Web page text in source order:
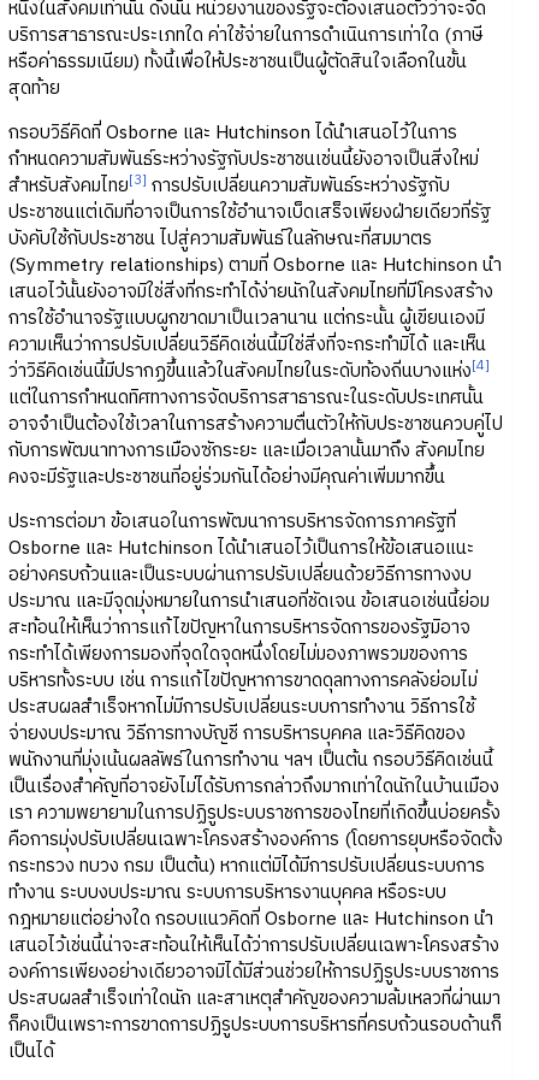
หนึ่งในสังคมเท่านั้น ดังนั้น หน่วยงานของรัฐจะต้องเสนอตัวว่าจะจัด
บริการสาธารณะประเภทใด ค่าใช้จ่ายในการดำเนินการเท่าใด (ภาษี
หรือค่าธรรมเนียม) ทั้งนี้เพื่อให้ประชาชนเป็นผู้ตัดสินใจเลือกในขั้น
สุดท้าย
กรอบวิธีคิดที่ Osborne และ Hutchinson ได้นำเสนอไว้ในการ
กำหนดความสัมพันธ์ระหว่างรัฐกับประชาชนเช่นนี้ยังอาจเป็นสิ่งใหม่
สำหรับสังคมไทย[3] การปรับเปลี่ยนความสัมพันธ์ระหว่างรัฐกับ
ประชาชนแต่เดิมที่อาจเป็นการใช้อำนาจเบ็ดเสร็จเพียงฝ่ายเดียวที่รัฐ
บังคับใช้กับประชาชน ไปสู่ความสัมพันธ์ในลักษณะที่สมมาตร
(Symmetry relationships) ตามที่ Osborne และ Hutchinson นำ
เสนอไว้นั้นยังอาจมิใช่สิ่งที่กระทำได้ง่ายนักในสังคมไทยที่มีโครงสร้าง
การใช้อำนาจรัฐแบบผูกขาดมาเป็นเวลานาน แต่กระนั้น ผู้เขียนเองมี
ความเห็นว่าการปรับเปลี่ยนวิธีคิดเช่นนี้มิใช่สิ่งที่จะกระทำมิได้ และเห็น
ว่าวิธีคิดเช่นนี้มีปรากฏขึ้นแล้วในสังคมไทยในระดับท้องถิ่นบางแห่ง[4]
แต่ในการกำหนดทิศทางการจัดบริการสาธารณะในระดับประเทศนั้น
อาจจำเป็นต้องใช้เวลาในการสร้างความตื่นตัวให้กับประชาชนควบคู่ไป
กับการพัฒนาทางการเมืองซักระยะ และเมื่อเวลานั้นมาถึง สังคมไทย
คงจะมีรัฐและประชาชนที่อยู่ร่วมกันได้อย่างมีคุณค่าเพิ่มมากขึ้น
ประการต่อมา ข้อเสนอในการพัฒนาการบริหารจัดการภาครัฐที่
Osborne และ Hutchinson ได้นำเสนอไว้เป็นการให้ข้อเสนอแนะ
อย่างครบถ้วนและเป็นระบบผ่านการปรับเปลี่ยนด้วยวิธีการทางงบ
ประมาณ และมีจุดมุ่งหมายในการนำเสนอที่ชัดเจน ข้อเสนอเช่นนี้ย่อม
สะท้อนให้เห็นว่าการแก้ไขปัญหาในการบริหารจัดการของรัฐมิอาจ
กระทำได้เพียงการมองที่จุดใดจุดหนึ่งโดยไม่มองภาพรวมของการ
บริหารทั้งระบบ เช่น การแก้ไขปัญหาการขาดดุลทางการคลังย่อมไม่
ประสบผลสำเร็จหากไม่มีการปรับเปลี่ยนระบบการทำงาน วิธีการใช้
จ่ายงบประมาณ วิธีการทางบัญชี การบริหารบุคคล และวิธีคิดของ
พนักงานที่มุ่งเน้นผลลัพธ์ในการทำงาน ฯลฯ เป็นต้น กรอบวิธีคิดเช่นนี้
เป็นเรื่องสำคัญที่อาจยังไม่ได้รับการกล่าวถึงมากเท่าใดนักในบ้านเมือง
เรา ความพยายามในการปฏิรูประบบราชการของไทยที่เกิดขึ้นบ่อยครั้ง
คือการมุ่งปรับเปลี่ยนเฉพาะโครงสร้างองค์การ (โดยการยุบหรือจัดตั้ง
กระทรวง ทบวง กรม เป็นต้น) หากแต่มิได้มีการปรับเปลี่ยนระบบการ
ทำงาน ระบบงบประมาณ ระบบการบริหารงานบุคคล หรือระบบ
กฎหมายแต่อย่างใด กรอบแนวคิดที่ Osborne และ Hutchinson นำ
เสนอไว้เช่นนี้น่าจะสะท้อนให้เห็นได้ว่าการปรับเปลี่ยนเฉพาะโครงสร้าง
องค์การเพียงอย่างเดียวอาจมิได้มีส่วนช่วยให้การปฏิรูประบบราชการ
ประสบผลสำเร็จเท่าใดนัก และสาเหตุสำคัญของความล้มเหลวที่ผ่านมา
ก็คงเป็นเพราะการขาดการปฏิรูประบบการบริหารที่ครบถ้วนรอบด้านก็
เป็นได้